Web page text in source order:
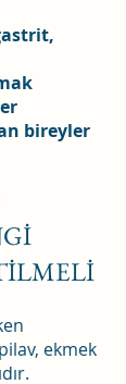
bireyler
ekmek